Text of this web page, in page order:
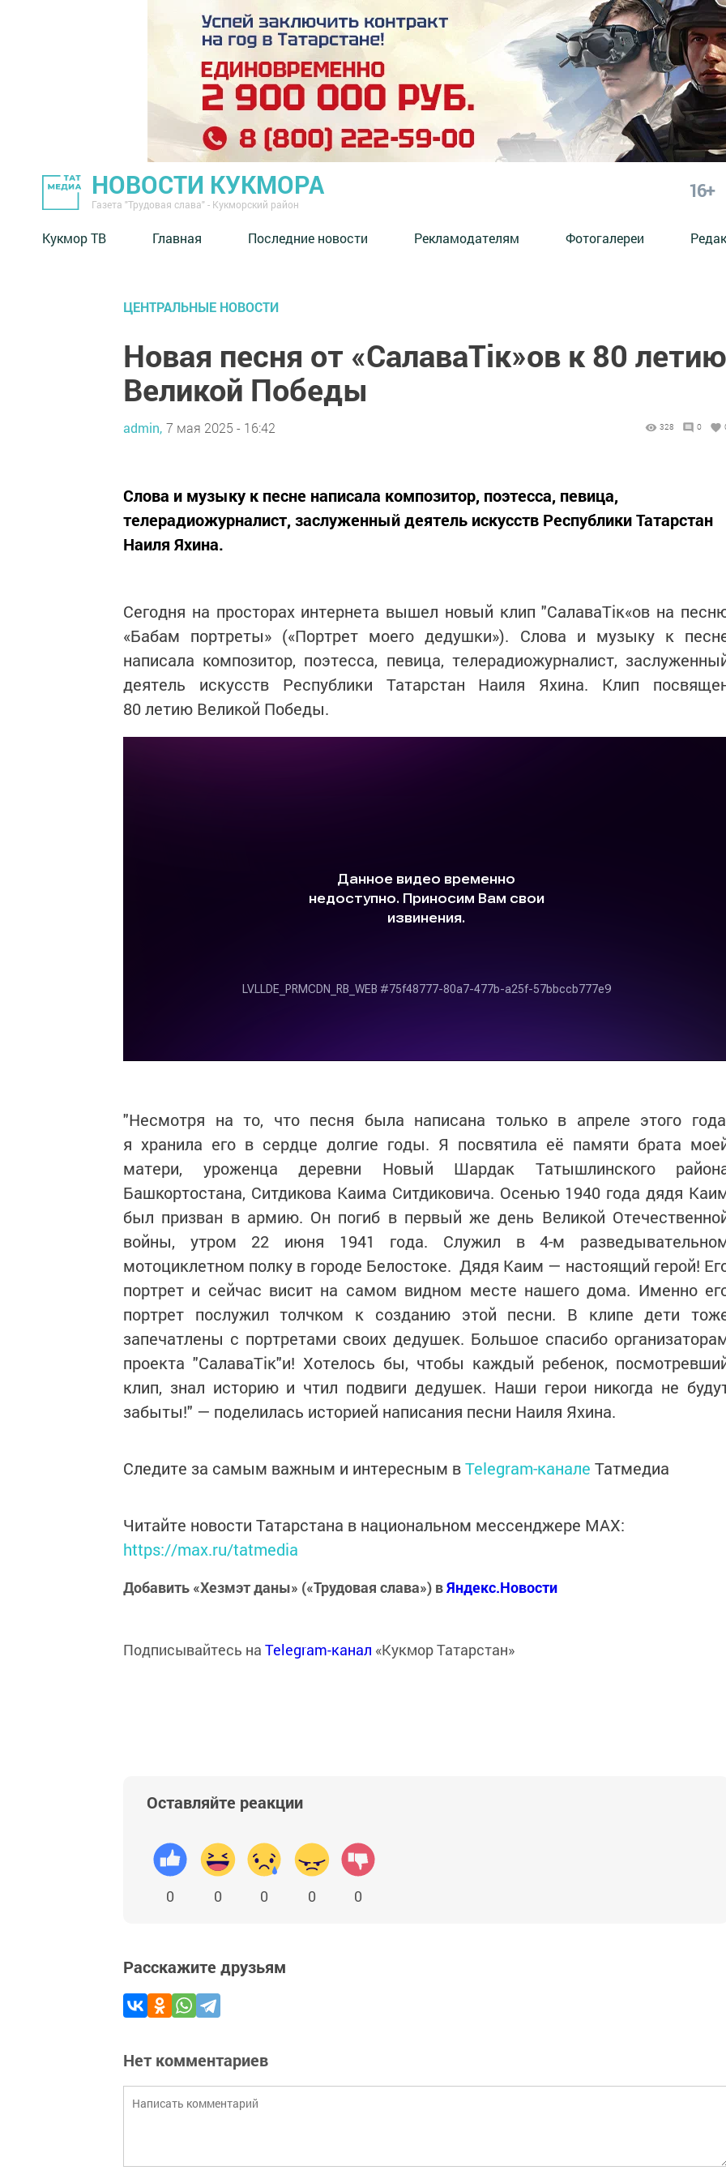
НОВОСТИ КУКМОРА
Газета "Трудовая слава" - Кукморский район
16+
Кукмор ТВ Главная Последние новости Рекламодателям Фотогалереи
ЦЕНТРАЛЬНЫЕ НОВОСТИ
Новая песня от «СалаваТік»ов к 80 летию
Великой Победы
admin, 7 мая 2025 - 16:42 328 0
Слова и музыку к песне написала композитор, поэтесса, певица,
телерадиожурналист, заслуженный деятель искусств Республики Татарстан
Наиля Яхина.
Сегодня на просторах интернета вышел новый клип "СалаваТік«ов на
«Бабам портреты» («Портрет моего дедушки»). Слова и музыку к
написала композитор, поэтесса, певица, телерадиожурналист,
деятель искусств Республики Татарстан Наиля Яхина. Клип
80 летию Великой Победы.
"Несмотря на то, что песня была написана только в апреле этого
я хранила его в сердце долгие годы. Я посвятила её памяти брата
матери, уроженца деревни Новый Шардак Татышлинского
Башкортостана, Ситдикова Каима Ситдиковича. Осенью 1940 года дядя
был призван в армию. Он погиб в первый же день Великой
войны, утром 22 июня 1941 года. Служил в 4-м
мотоциклетном полку в городе Белостоке. Дядя Каим — настоящий герой!
портрет и сейчас висит на самом видном месте нашего дома. Именно
портрет послужил толчком к созданию этой песни. В клипе дети
запечатлены с портретами своих дедушек. Большое спасибо
проекта "СалаваТік"и! Хотелось бы, чтобы каждый ребенок,
клип, знал историю и чтил подвиги дедушек. Наши герои никогда не
забыты!" — поделилась историей написания песни Наиля Яхина.
Следите за самым важным и интересным вTelegram-канале Татмедиа
Читайте новости Татарстана в национальном мессенджере MАХ:
https://max.ru/tatmedia
Добавить «Хезмэт даны» («Трудовая слава») вЯндекс.Новости
Подписывайтесь на Telegram-канал «Кукмор Татарстан»
Оставляйте реакции
0 0 0 0 0
Расскажите друзьям
Нет комментариев